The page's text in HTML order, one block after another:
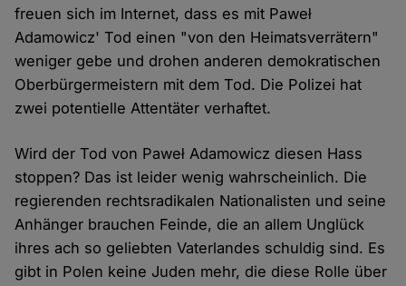
freuen sich im Internet, dass es mit Paweł
Adamowicz' Tod einen "von den Heimatsverrätern"
weniger gebe und drohen anderen demokratischen
Oberbürgermeistern mit dem Tod. Die Polizei hat
zwei potentielle Attentäter verhaftet.
Wird der Tod von Paweł Adamowicz diesen Hass
stoppen? Das ist leider wenig wahrscheinlich. Die
regierenden rechtsradikalen Nationalisten und seine
Anhänger brauchen Feinde, die an allem Unglück
ihres ach so geliebten Vaterlandes schuldig sind. Es
gibt in Polen keine Juden mehr, die diese Rolle über